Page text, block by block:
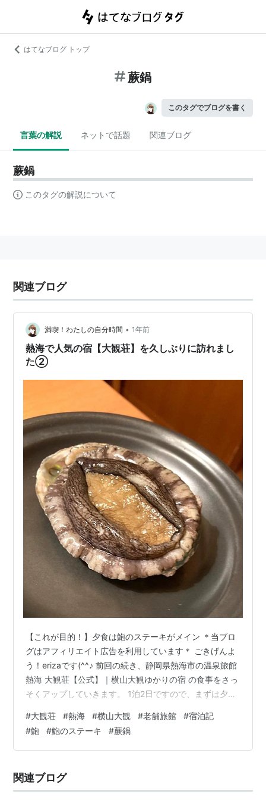
はてなブログ トップ
蕨鍋
このタグでブログを書く
言葉の解説 ネットで話題 関連ブログ
蕨鍋
このタグの解説について
関連ブログ
満喫！わたしの自分時間 • 1年前
熱海で人気の宿【大観荘】を久しぶりに訪れまし
た②
【これが目的！】夕食は鮑のステーキがメイン ＊当ブロ
グはアフィリエイト広告を利用しています＊ ごきげんよ
う！erizaです(^^♪ 前回の続き、静岡県熱海市の温泉旅館
熱海 大観荘【公式】｜横山大観ゆかりの宿 の食事をさっ
そくアップしていきます。 1泊2日ですので、まずは夕食
たなぁ～と勝手に感じます。 春らしい彩り豊かな酒肴。
向付～新鮮なお刺身の盛り合わせ～ 大観荘のお刺身は、
心底美味しい！！ 新鮮な地の物に出会えるのが幸せ。 桜
理はやっぱり春にいただくのが、いちばん季節を感じら
れるから…
#大観荘 #熱海 #横山大観 #老舗旅館 #宿泊記
#鮑 #鮑のステーキ #蕨鍋
関連ブログ